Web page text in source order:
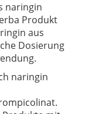
naringin
Produkt
aus
Dosierung
naringin